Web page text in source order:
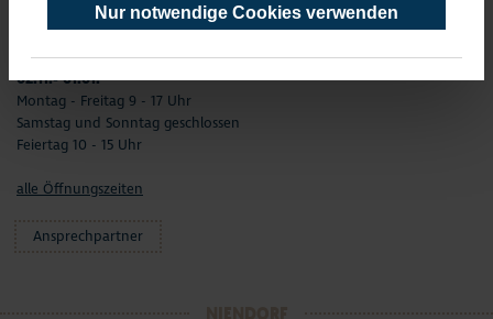
Nur notwendige Cookies verwenden
Samstag und Feiertag 10 - 15 Uhr
Sonntag geschlossen
02.11.- 01.01.
Montag - Freitag 9 - 17 Uhr
Samstag und Sonntag geschlossen
Feiertag 10 - 15 Uhr
alle Öffnungszeiten
Ansprechpartner